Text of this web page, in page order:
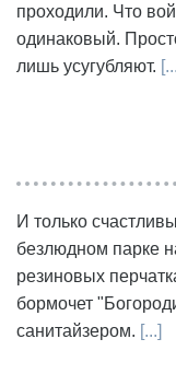
проходили. Что
одинаковый.
лишь усугубляют.
И только
безлюдном парке
резиновых
бормочет
санитайзером. [...]